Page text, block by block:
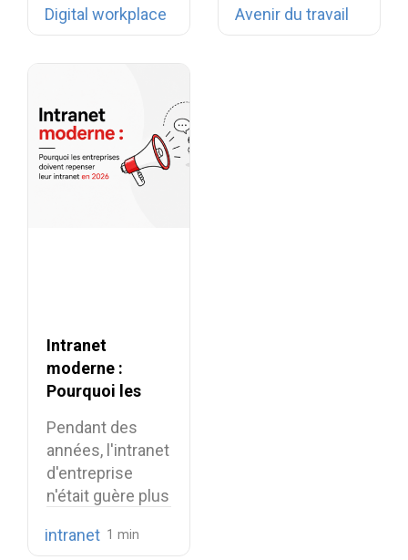
entreprises…
Digital workplace
aussi
Avenir du travail
Intranet
moderne :
Pourquoi les
doivent
repenser leur
intranet en 2026
Pendant des
années, l'intranet
d'entreprise
n'était guère plus
armoire
intranet